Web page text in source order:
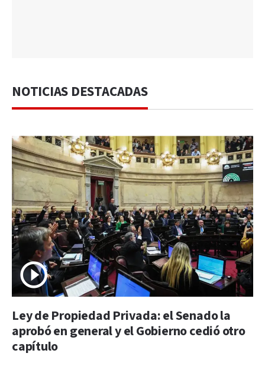
NOTICIAS DESTACADAS
Ley de Propiedad Privada: el Senado la
aprobó en general y el Gobierno cedió otro
capítulo